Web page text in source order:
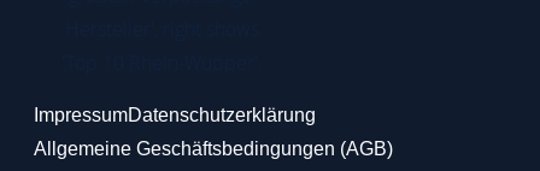
ImpressumDatenschutzerklärung
Allgemeine Geschäftsbedingungen (AGB)